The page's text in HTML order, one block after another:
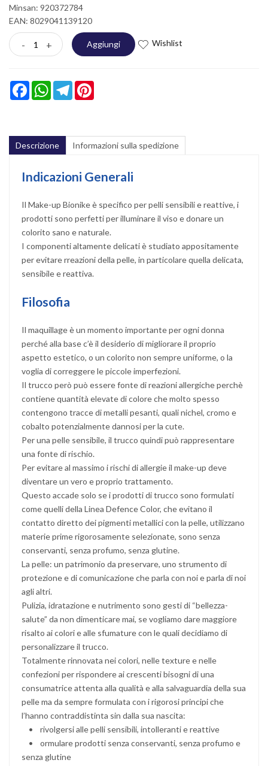
Minsan: 920372784
EAN: 8029041139120
- + Aggiungi Wishlist
FacebookWhatsAppTelegram
Descrizione Informazioni sulla spedizione
Indicazioni Generali
Il Make-up Bionike è specifico per pelli sensibili e reattive, i
prodotti sono perfetti per illuminare il viso e donare un
colorito sano e naturale.
I componenti altamente delicati è studiato appositamente
per evitare rreazioni della pelle, in particolare quella delicata,
sensibile e reattiva.
Filosofia
Il maquillage è un momento importante per ogni donna
perché alla base c’è il desiderio di migliorare il proprio
aspetto estetico, o un colorito non sempre uniforme, o la
voglia di correggere le piccole imperfezioni.
Il trucco però può essere fonte di reazioni allergiche perchè
contiene quantità elevate di colore che molto spesso
contengono tracce di metalli pesanti, quali nichel, cromo e
cobalto potenzialmente dannosi per la cute.
Per una pelle sensibile, il trucco quindi può rappresentare
una fonte di rischio.
Per evitare al massimo i rischi di allergie il make-up deve
diventare un vero e proprio trattamento.
Questo accade solo se i prodotti di trucco sono formulati
come quelli della Linea Defence Color, che evitano il
contatto diretto dei pigmenti metallici con la pelle, utilizzano
materie prime rigorosamente selezionate, sono senza
conservanti, senza profumo, senza glutine.
La pelle: un patrimonio da preservare, uno strumento di
protezione e di comunicazione che parla con noi e parla di noi
agli altri.
Pulizia, idratazione e nutrimento sono gesti di “bellezza-
salute” da non dimenticare mai, se vogliamo dare maggiore
risalto ai colori e alle sfumature con le quali decidiamo di
personalizzare il trucco.
Totalmente rinnovata nei colori, nelle texture e nelle
confezioni per rispondere ai crescenti bisogni di una
consumatrice attenta alla qualità e alla salvaguardia della sua
pelle ma da sempre formulata con i rigorosi principi che
l’hanno contraddistinta sin dalla sua nascita:
• rivolgersi alle pelli sensibili, intolleranti e reattive
• ormulare prodotti senza conservanti, senza profumo e
senza glutine